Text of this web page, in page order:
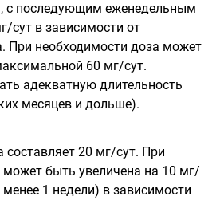
с последующим еженедельным
сут в зависимости от
При необходимости доза может
60 мг/сут.
адекватную длительность
месяцев и дольше).
20 мг/сут. При
может быть увеличена на 10 мг/
1 недели) в зависимости